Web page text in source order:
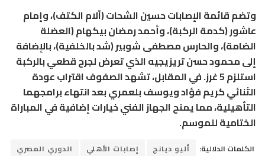
وتضم قائمة الإصابات حسين الشحات (آلام الكتف)، وإمام
عاشور (كدمة الركبة)، وأحمد رمضان بيكهام (العضلة
الضامة)، والحارس مصطفى شوبير (شد بالخلفية)، بالإضافة
إلى محمود حسن تريزيجيه الذي تعرض لجرح قطعي بالركبة
استلزم 5 غرز. في المقابل، تشهد الصفوف اقتراب عودة
الثنائي كريم فؤاد ويوسف بلعمري بعد انتهاء برامجهما
التأهيلية، مما يمنح الجهاز الفني خيارات إضافية في المباراة
الختامية للموسم.
الكلمات الدلالية: أليو ديانج إصابات الأهلي
الدوري المصري